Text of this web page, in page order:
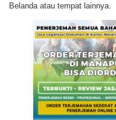
Belanda atau tempat lainnya.